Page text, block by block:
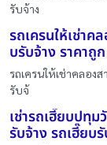
รับจ้าง
รถเครนให้เช่าค
บรับจ้าง ราคาถูก
รถเครนให้เช่าคลอง
รับจ้
เช่ารถเฮี๊ยบปทุม
รับจ้าง รถเฮี๊ยบ